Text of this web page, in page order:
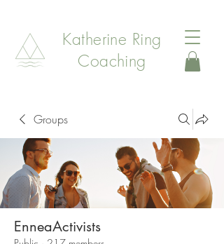
Katherine Ring
Coaching
Groups
EnneaActivists